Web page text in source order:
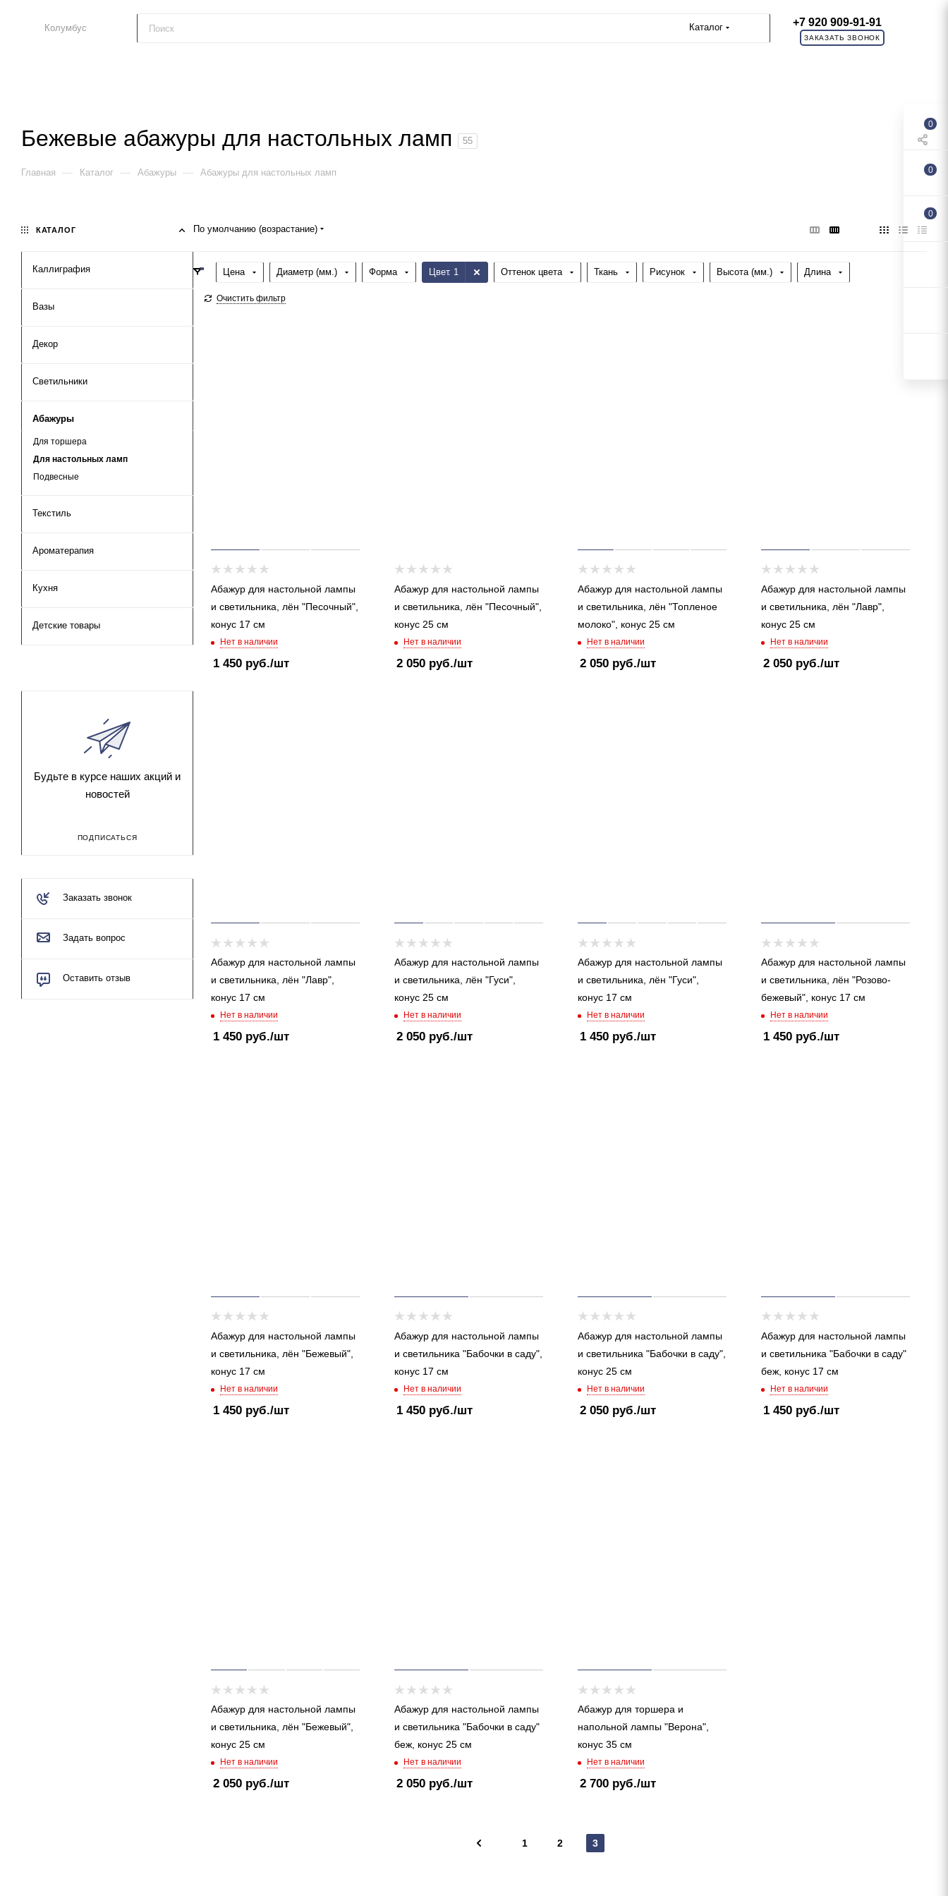
Колумбус Каталог +7 920 909-91-91
ЗАКАЗАТЬ ЗВОНОК
Бежевые абажуры для настольных ламп 55
Главная — Каталог — Абажуры — Абажуры для настольных ламп
По умолчанию (возрастание)
Цена Диаметр (мм.) Форма Цвет: 1 Оттенок цвета Ткань Рисунок Высота (мм.) Длина
Очистить фильтр
Абажур для настольной лампы
и светильника, лён "Песочный",
конус 17 см
Нет в наличии
1 450 руб./шт
Абажур для настольной лампы
и светильника, лён "Песочный",
конус 25 см
Нет в наличии
2 050 руб./шт
Абажур для настольной лампы
и светильника, лён "Топленое
молоко", конус 25 см
Нет в наличии
2 050 руб./шт
Абажур для настольной лампы
и светильника, лён "Лавр",
конус 25 см
Нет в наличии
2 050 руб./шт
Абажур для настольной лампы
и светильника, лён "Лавр",
конус 17 см
Нет в наличии
1 450 руб./шт
Абажур для настольной лампы
и светильника, лён "Гуси",
конус 25 см
Нет в наличии
2 050 руб./шт
Абажур для настольной лампы
и светильника, лён "Гуси",
конус 17 см
Нет в наличии
1 450 руб./шт
Абажур для настольной лампы
и светильника, лён "Розово-
бежевый", конус 17 см
Нет в наличии
1 450 руб./шт
Абажур для настольной лампы
и светильника, лён "Бежевый",
конус 17 см
Нет в наличии
1 450 руб./шт
Абажур для настольной лампы
и светильника "Бабочки в саду",
конус 17 см
Нет в наличии
1 450 руб./шт
Абажур для настольной лампы
и светильника "Бабочки в саду",
конус 25 см
Нет в наличии
2 050 руб./шт
Абажур для настольной лампы
и светильника "Бабочки в саду"
беж, конус 17 см
Нет в наличии
1 450 руб./шт
Абажур для настольной лампы
и светильника, лён "Бежевый",
конус 25 см
Нет в наличии
2 050 руб./шт
Абажур для настольной лампы
и светильника "Бабочки в саду"
беж, конус 25 см
Нет в наличии
2 050 руб./шт
Абажур для торшера и
напольной лампы "Верона",
конус 35 см
Нет в наличии
2 700 руб./шт
1 2 3
КАТАЛОГ
Каллиграфия
Вазы
Декор
Светильники
Абажуры
Для торшера
Для настольных ламп
Подвесные
Текстиль
Ароматерапия
Кухня
Детские товары
Будьте в курсе наших акций и
новостей
ПОДПИСАТЬСЯ
Заказать звонок
Задать вопрос
Оставить отзыв
0
0
0